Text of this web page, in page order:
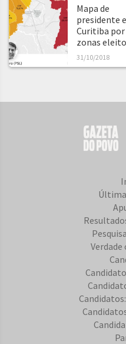
Mapa de
presidente
Curitiba por
zonas
31/10/2018